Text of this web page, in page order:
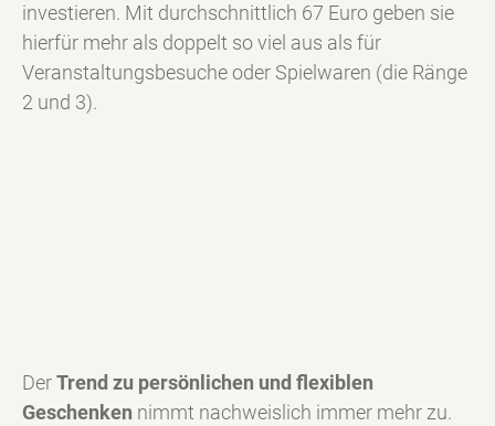
investieren. Mit durchschnittlich 67 Euro geben sie
hierfür mehr als doppelt so viel aus als für
Veranstaltungsbesuche oder Spielwaren (die Ränge
2 und 3).
DerTrend zu persönlichen und flexiblen
Geschenken nimmt nachweislich immer mehr zu.